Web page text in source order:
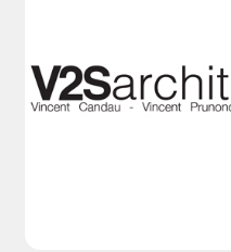
inhabitée.